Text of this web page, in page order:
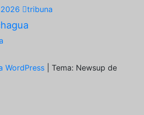
tribuna
WordPress
Tema: Newsup de